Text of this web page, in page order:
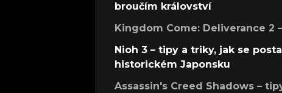
broučím království
Kingdom Come: Deliverance 2
Nioh 3 – tipy a triky, jak se
historickém Japonsku
Assassin's Creed Shadows –